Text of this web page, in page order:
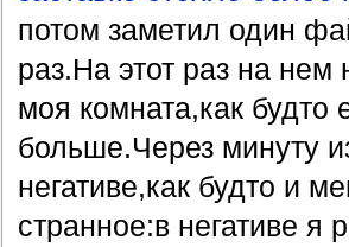
потом заметил один
раз.На этот раз на
моя комната,как
больше.Через минуту
негативе,как будто и
странное:в негативе я